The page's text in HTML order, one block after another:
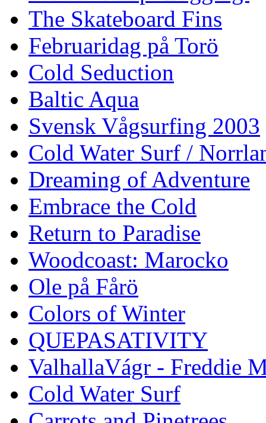
The Skateboard Fins
Februaridag på Torö
Cold Seduction
Baltic Aqua
Svensk Vågsurfing 2003
Cold Water Surf /
Dreaming of Adventure
Embrace the Cold
Return to Paradise
Woodcoast: Marocko
Ole på Fårö
Colors of Winter
QUEPASATIVITY
ValhallaVágr - Freddie
Cold Water Surf